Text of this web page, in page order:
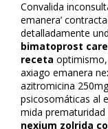
Convalida
emanera’
detalladamente
bimatoprost
receta
axiago emanera
azitromicina
psicosomáticas al
mida prematuridad
nexium zolrida